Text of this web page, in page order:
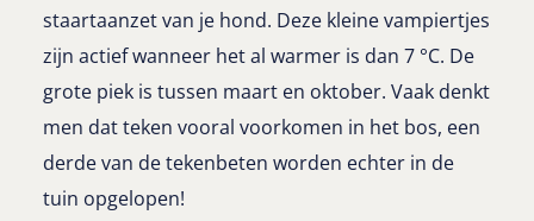
staartaanzet van je hond. Deze kleine vampiertjes
zijn actief wanneer het al warmer is dan 7 °C. De
grote piek is tussen maart en oktober. Vaak denkt
men dat teken vooral voorkomen in het bos, een
derde van de tekenbeten worden echter in de
tuin opgelopen!